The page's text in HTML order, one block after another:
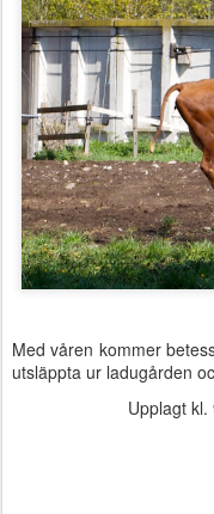
Med våren kommer
utsläppta ur ladugården
Upplagt kl.